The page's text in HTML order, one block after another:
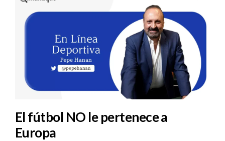
El fútbol NO le pertenece a
Europa